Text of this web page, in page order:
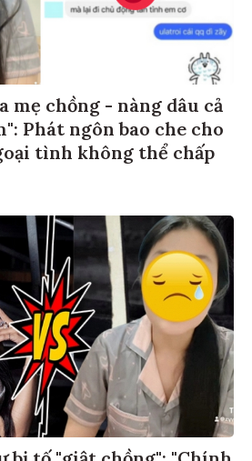
mẹ chồng - nàng dâu cả
Phát ngôn bao che cho
tình không thể chấp
bị tố "giật chồng": "Chính